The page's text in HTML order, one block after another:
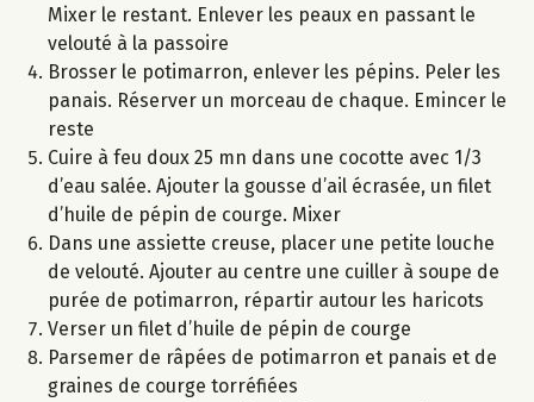
Mixer le restant. Enlever les peaux en passant le
velouté à la passoire
Brosser le potimarron, enlever les pépins. Peler les
panais. Réserver un morceau de chaque. Emincer le
reste
Cuire à feu doux 25 mn dans une cocotte avec 1/3
d’eau salée. Ajouter la gousse d’ail écrasée, un filet
d’huile de pépin de courge. Mixer
Dans une assiette creuse, placer une petite louche
de velouté. Ajouter au centre une cuiller à soupe de
purée de potimarron, répartir autour les haricots
Verser un filet d’huile de pépin de courge
Parsemer de râpées de potimarron et panais et de
graines de courge torréfiées